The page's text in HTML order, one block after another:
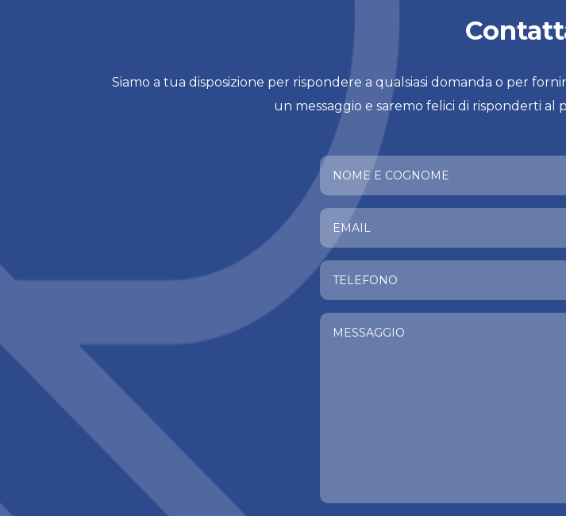
Siamo a tua disposizione per rispondere a qualsiasi domanda o per
un messaggio e saremo felici di risponderti al